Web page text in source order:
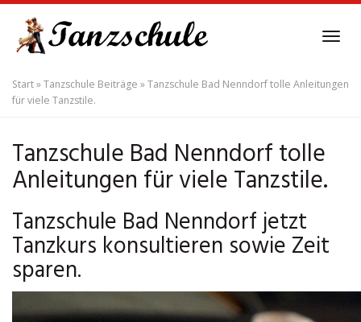
main
content
Start»Tanzschule Beiträge »Tanzschule Bad Nenndorf tolle Anleitungen
für viele Tanzstile.
Tanzschule Bad Nenndorf tolle
Anleitungen für viele Tanzstile.
Tanzschule Bad Nenndorf jetzt
Tanzkurs konsultieren sowie Zeit
sparen.